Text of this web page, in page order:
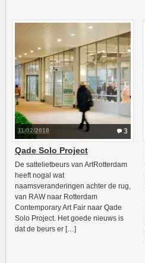
3
11/02/2018
Qade Solo Project
De sattelietbeurs van ArtRotterdam
heeft nogal wat
naamsveranderingen achter de rug,
van RAW naar Rotterdam
Contemporary Art Fair naar Qade
Solo Project. Het goede nieuws is
dat de beurs er […]